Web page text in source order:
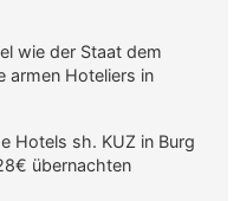
wie der Staat dem
armen Hoteliers in
Hotels sh. KUZ in Burg
übernachten